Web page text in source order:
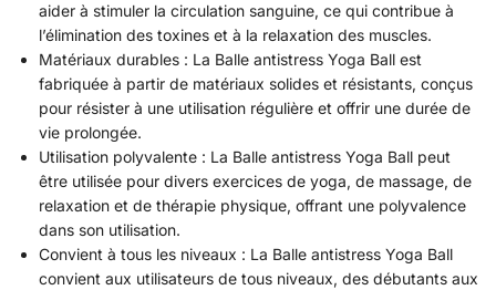
aider à stimuler la circulation sanguine, ce qui contribue à
l’élimination des toxines et à la relaxation des muscles.
Matériaux durables : La Balle antistress Yoga Ball est
fabriquée à partir de matériaux solides et résistants, conçus
pour résister à une utilisation régulière et offrir une durée de
vie prolongée.
Utilisation polyvalente : La Balle antistress Yoga Ball peut
être utilisée pour divers exercices de yoga, de massage, de
relaxation et de thérapie physique, offrant une polyvalence
dans son utilisation.
Convient à tous les niveaux : La Balle antistress Yoga Ball
convient aux utilisateurs de tous niveaux, des débutants aux